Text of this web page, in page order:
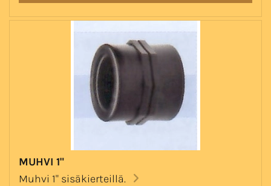
MUHVI 1"
Muhvi 1" sisäkierteillä.